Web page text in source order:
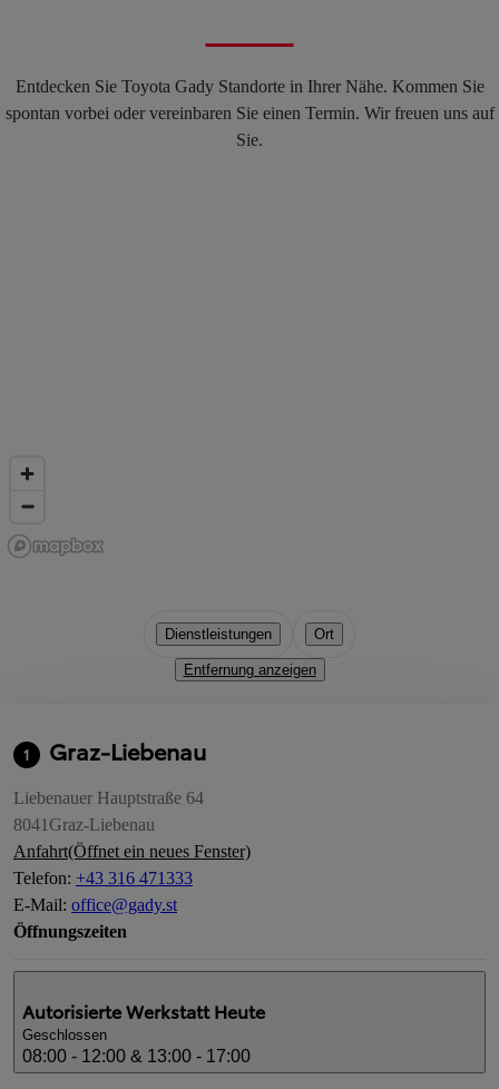
Entdecken Sie Toyota Gady Standorte in Ihrer Nähe. Kommen Sie
spontan vorbei oder vereinbaren Sie einen Termin. Wir freuen uns auf
Sie.
Dienstleistungen Ort
Entfernung anzeigen
1 Graz-Liebenau
Liebenauer Hauptstraße 64
8041Graz-Liebenau
Anfahrt(Öffnet ein neues Fenster)
Telefon: +43 316 471333
E-Mail: office@gady.st
Öffnungszeiten
Autorisierte Werkstatt Heute
Geschlossen
08:00 - 12:00 & 13:00 - 17:00